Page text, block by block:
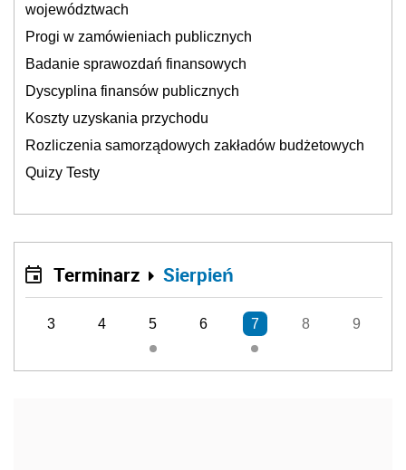
województwach
Progi w zamówieniach publicznych
Badanie sprawozdań finansowych
Dyscyplina finansów publicznych
Koszty uzyskania przychodu
Rozliczenia samorządowych zakładów budżetowych
Quizy Testy
Terminarz Sierpień
3 4 5 6 7 8 9